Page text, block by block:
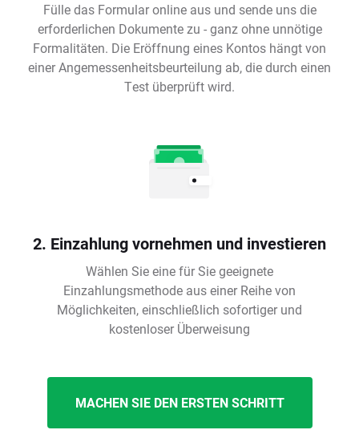
Fülle das Formular online aus und sende uns die
erforderlichen Dokumente zu - ganz ohne unnötige
Formalitäten. Die Eröffnung eines Kontos hängt von
einer Angemessenheitsbeurteilung ab, die durch einen
Test überprüft wird.
2. Einzahlung vornehmen und investieren
Wählen Sie eine für Sie geeignete
Einzahlungsmethode aus einer Reihe von
Möglichkeiten, einschließlich sofortiger und
kostenloser Überweisung
MACHEN SIE DEN ERSTEN SCHRITT